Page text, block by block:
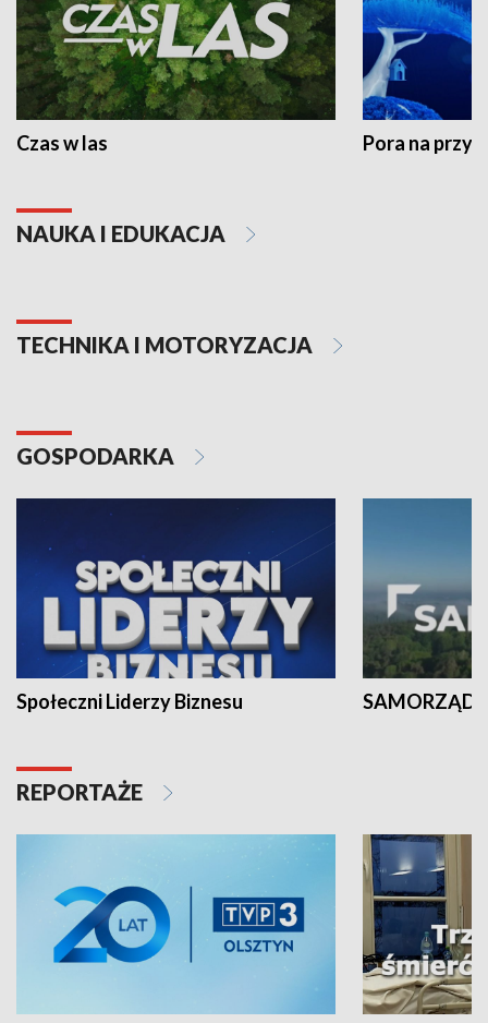
Czas w las Pora na
NAUKA I EDUKACJA
TECHNIKA I MOTORYZACJA
GOSPODARKA
Społeczni Liderzy Biznesu SAMORZĄD
REPORTAŻE